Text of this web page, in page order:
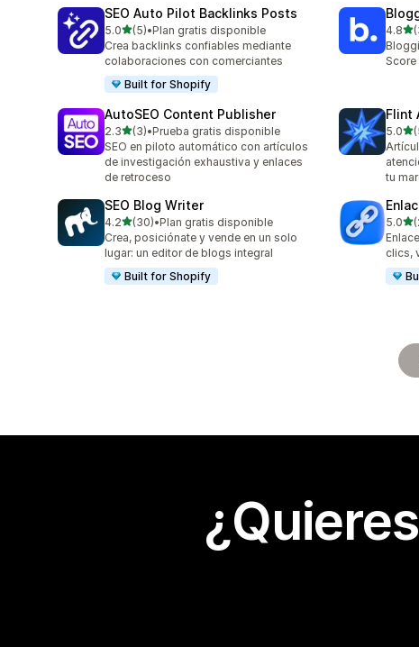
SEO Auto Pilot Backlinks Posts
5.0de 5 estrellas
(5)
5 reseñas en total
•Plan gratis disponible
Crea backlinks confiables mediante
colaboraciones con comerciantes
Built for Shopify
4.8de
311
Score
AutoSEO Content Publisher
2.3de 5 estrellas
(3)
3 reseñas en total
•Prueba gratis disponible
SEO en piloto automático con artículos
de investigación exhaustiva y enlaces
de retroceso
Flint
5.0de
5
tu
SEO Blog Writer
4.2de 5 estrellas
(30)
30 reseñas en total
•Plan gratis disponible
Crea, posiciónate y vende en un solo
lugar: un editor de blogs integral
Built for Shopify
5.0de
22
clics,